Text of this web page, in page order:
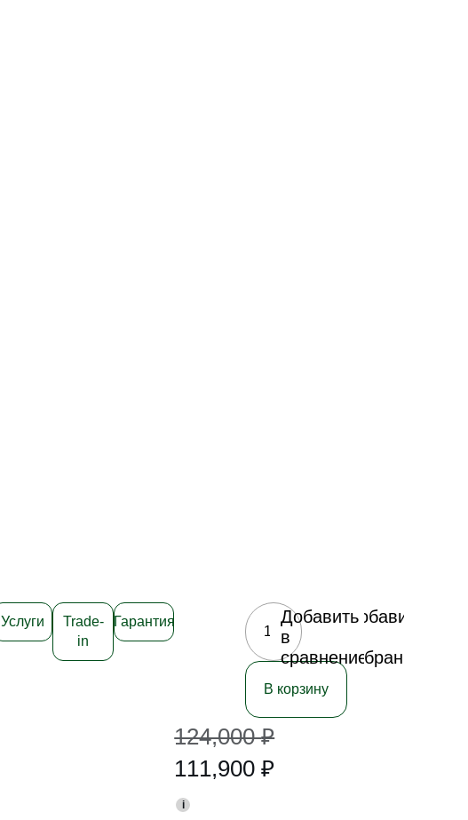
Услуги
Trade-
in
Гарантия
124,000₽
111,900₽
i
В корзину
Добавить
в
сравнение
Добавить
избранное